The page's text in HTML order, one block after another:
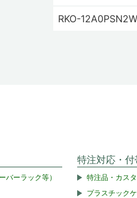
RKO-
バーラック等）
特注対応・付
特注品・カス
プラスチック